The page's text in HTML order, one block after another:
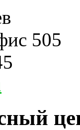
505